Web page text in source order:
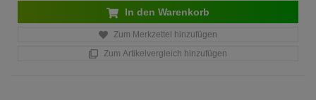
In den Warenkorb
Zum Merkzettel hinzufügen
Zum Artikelvergleich hinzufügen